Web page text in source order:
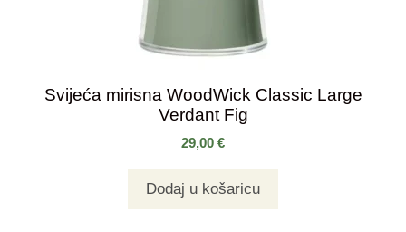
Svijeća mirisna WoodWick Classic Large
Verdant Fig
29,00 €
Dodaj u košaricu